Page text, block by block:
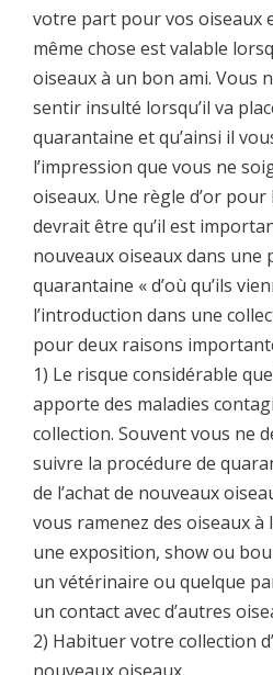
votre part pour vos oiseaux
même chose est valable
oiseaux à un bon ami. Vous
sentir insulté lorsqu’il va
quarantaine et qu’ainsi il
l’impression que vous ne
oiseaux. Une règle d’or pour
devrait être qu’il est
nouveaux oiseaux dans une
quarantaine « d’où qu’ils
l’introduction dans une
pour deux raisons
1) Le risque considérable
apporte des maladies
collection. Souvent vous ne
suivre la procédure de
de l’achat de nouveaux
vous ramenez des oiseaux
une exposition, show ou
un vétérinaire ou quelque
un contact avec d’autres
2) Habituer votre collection
nouveaux oiseaux.